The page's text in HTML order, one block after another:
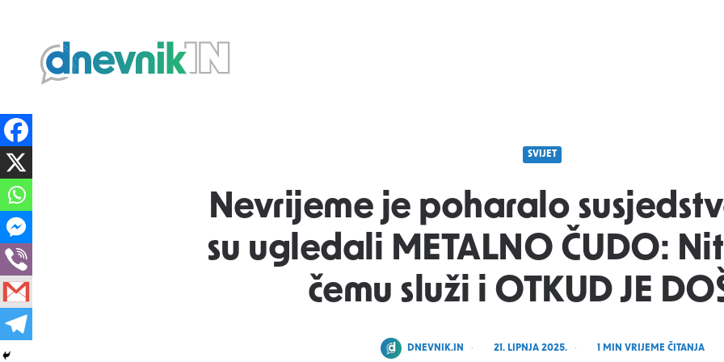
Dnevnik.in
SVIJET
Nevrijeme je poharalo
su ugledali METALNO ČUDO:
čemu služi i OTKUD JE
POSTED
DNEVNIK.IN 21. LIPNJA 2025. 1 MIN VRIJEME ČITANJA